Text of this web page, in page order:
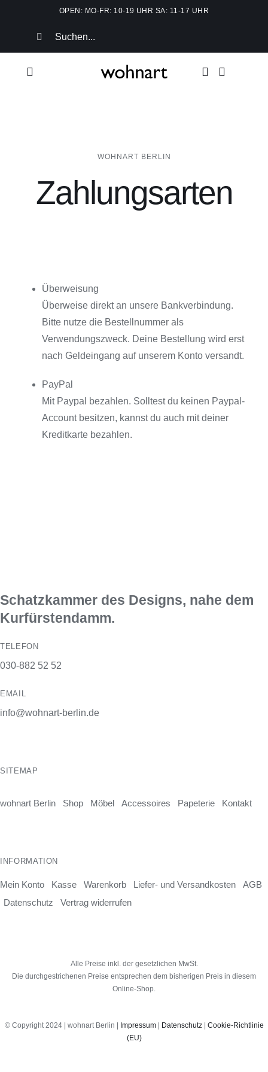
OPEN: MO-FR: 10-19 UHR SA: 11-17 UHR
Toggle
WOHNART BERLIN
Zahlungsarten
Überweisung
Überweise direkt an unsere Bankverbindung.
Bitte nutze die Bestellnummer als
Verwendungszweck. Deine Bestellung wird erst
nach Geldeingang auf unserem Konto versandt.
PayPal
Mit Paypal bezahlen. Solltest du keinen Paypal-
Account besitzen, kannst du auch mit deiner
Kreditkarte bezahlen.
Schatzkammer des Designs, nahe dem
Kurfürstendamm.
TELEFON
030-882 52 52
EMAIL
info@wohnart-berlin.de
SITEMAP
wohnart Berlin Shop Möbel Accessoires Papeterie Kontakt
INFORMATION
Mein Konto Kasse Warenkorb Liefer- und Versandkosten
AGB
Datenschutz
Vertrag widerrufen
Alle Preise inkl. der gesetzlichen MwSt.
Die durchgestrichenen Preise entsprechen dem bisherigen Preis in diesem
Online-Shop.
© Copyright 2024 | wohnart Berlin | Impressum| Datenschutz| Cookie-Richtlinie
(EU)